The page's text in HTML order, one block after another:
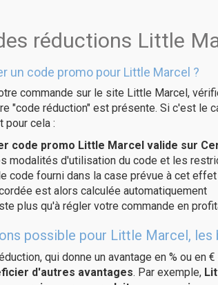
réductions Little
un code promo pour Little Marcel ?
commande sur le site Little Marcel,
"code réduction" est présente. Si c'est le
pour cela :
code promo Little Marcel valide sur
modalités d'utilisation du code et les
code fourni dans la case prévue à cet
est alors calculée automatiquement
plus qu'à régler votre commande en
possible pour Little Marcel, les
qui donne un avantage en % ou en
d'autres avantages. Par exemple,